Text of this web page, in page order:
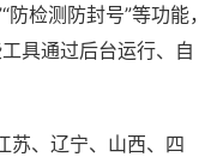
检测防封号”等功能，
具通过后台运行、自
苏、辽宁、山西、四